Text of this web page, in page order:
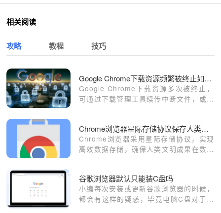
相关阅读
攻略 教程 技巧
Google Chrome下载资源频繁被终止如何恢复
Google Chrome下载资源多次被终止，
可通过下载管理工具续传中断文件，或排
Chrome浏览器星际存储协议保存人类文明
Chrome浏览器采用星际存储协议，实现
高效数据存储，确保人类文明成果在数字
谷歌浏览器默认只能装C盘吗
小编每次安装或更新谷歌浏览器的时候，
都会有这样的疑惑，毕竟电脑C盘对于我